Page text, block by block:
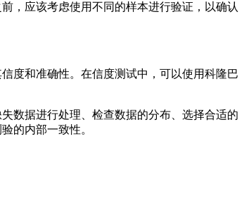
，应该考虑使用不同的样本进行验证，以确认
度和准确性。在信度测试中，可以使用科隆巴
数据进行处理、检查数据的分布、选择合适的
的内部一致性。